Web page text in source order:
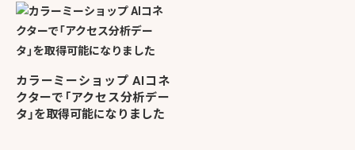
カラーミーショップ AIコネ
クターで「アクセス分析デー
タ」を取得可能になりました